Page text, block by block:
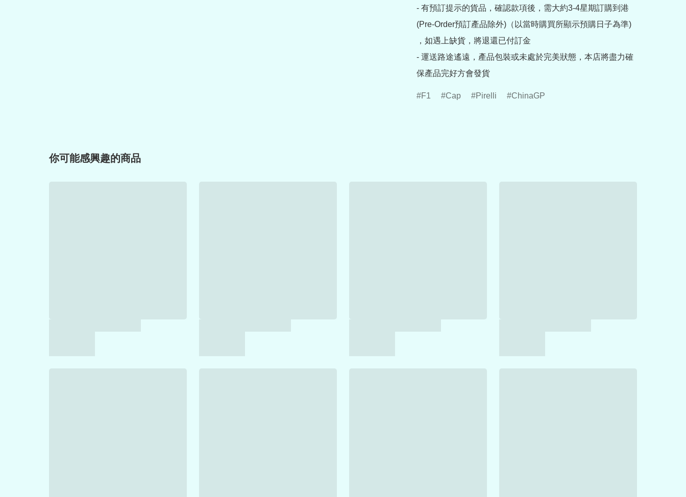
- 有預訂提示的貨品，確認款項後，需大約3-4星期訂購到港
(Pre-Order預訂產品除外)（以當時購買所顯示預購日子為準)
，如遇上缺貨，將退還已付訂金
- 運送路途遙遠，產品包裝或未處於完美狀態，本店將盡力確
保產品完好方會發貨
F1 Cap Pirelli ChinaGP
你可能感興趣的商品